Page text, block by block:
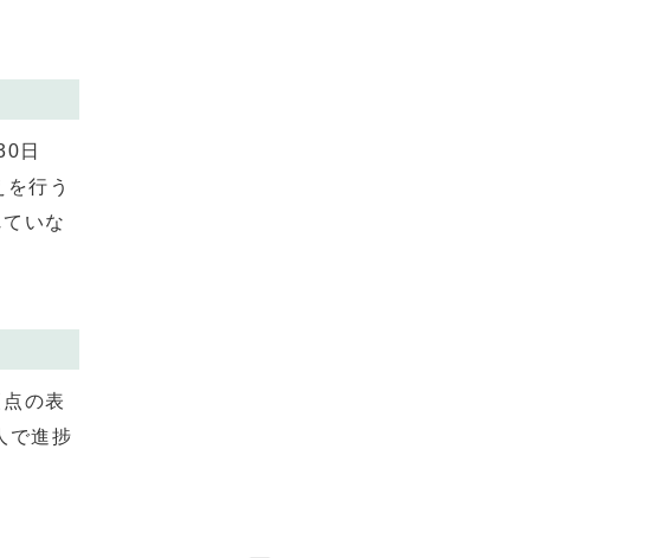
日
行う
いな
の表
で進捗